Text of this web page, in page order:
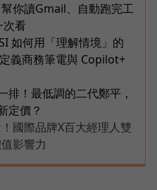
你讀Gmail、自動跑完工
看
如何用「理解情境」的
義商務筆電與 Copilot+
排！最低調的二代鄭平，
定價？
國際品牌X百大經理人雙
影響力